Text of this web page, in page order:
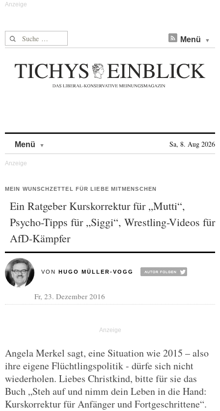
Suche nach: Menü
Menü Sa, 8. Aug 2026
MEIN WUNSCHZETTEL FÜR LIEBE MITMENSCHEN
Ein Ratgeber Kurskorrektur für „Mutti“,
Psycho-Tipps für „Siggi“, Wrestling-Videos für
AfD-Kämpfer
VON HUGO MÜLLER-VOGG
Fr, 23. Dezember 2016
Angela Merkel sagt, eine Situation wie 2015 – also
ihre eigene Flüchtlingspolitik - dürfe sich nicht
wiederholen. Liebes Christkind, bitte für sie das
Buch „Steh auf und nimm dein Leben in die Hand:
Kurskorrektur für Anfänger und Fortgeschrittene“.